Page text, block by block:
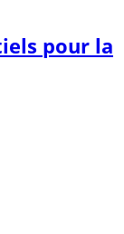
pour la